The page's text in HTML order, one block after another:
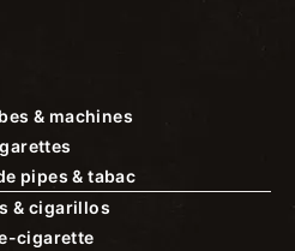
& machines
pipes & tabac
& cigarillos
cigarette